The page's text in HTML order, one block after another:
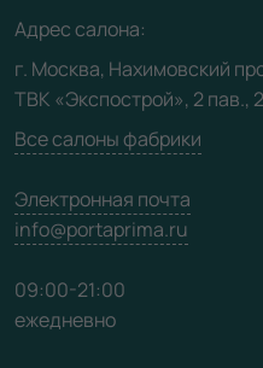
Карта сайта
Адрес салона:
г. Москва, Нахимовский
ТВК «Экспострой», 2 пав.,
Все салоны фабрики
Электронная почта
info@portaprima.ru
09:00-21:00
ежедневно